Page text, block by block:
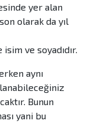
yer alan
olarak da yıl
ve soyadıdır.
aynı
Bunun
yani bu